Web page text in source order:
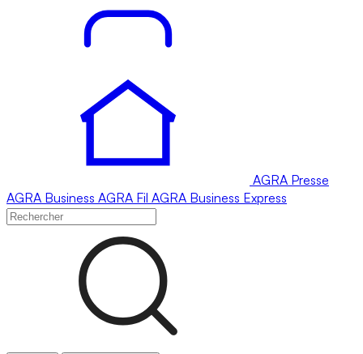
AGRA Presse
AGRA Business AGRA Fil AGRA Business Express